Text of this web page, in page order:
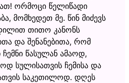
ორმოცი წელიწადი
მომხედეთ მე. წინ მიძევს
თითო კანონს
და შენანებითა, რომ
წასულან ამაოდ,
სულისათვის ჩემისა და
საკეთილოდ. დღეს